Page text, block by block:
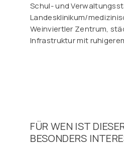
Schul- und
Landesklinikum/
Weinviertler Zentrum,
Infrastruktur mit
FÜR WEN IST
BESONDERS